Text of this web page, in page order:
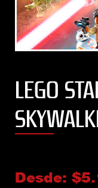
LEGO
Desde: $